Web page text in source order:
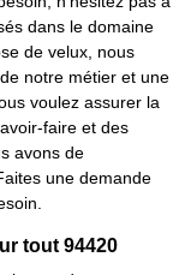
dans le domaine
de velux, nous
notre métier et une
voulez assurer la
faire et des
avons de
une demande
tout 94420